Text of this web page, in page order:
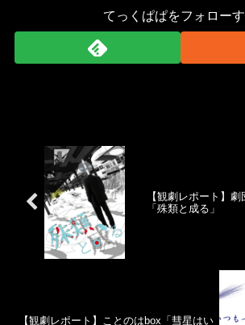
てっくぱぱをフォロー
【観劇レポート】
「殊類と成る」
【観劇レポート】ことのはbox「彗星はい